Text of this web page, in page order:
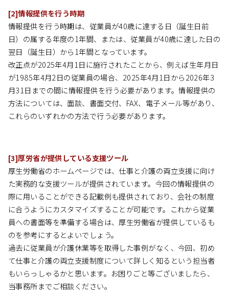
[2]情報提供を行う時期
情報提供を行う時期は、従業員が40歳に達する日（誕生日前
日）の属する年度の1年間、または、従業員が40歳に達した日の
翌日（誕生日）から1年間となっています。
改正点が2025年4月1日に施行されたことから、例えば生年月日
が1985年4月2日の従業員の場合、2025年4月1日から2026年3
月31日までの間に情報提供を行う必要があります。情報提供の
方法については、面談、書面交付、FAX、電子メール等があり、
これらのいずれかの方法で行う必要があります。
[3]厚労省が提供している支援ツール
厚生労働省のホームページでは、仕事と介護の両立支援に向け
た実務的な支援ツールが提供されています。今回の情報提供の
際に用いることができる記載例も提供されており、会社の制度
に合うようにカスタマイズすることが可能です。これから従業
員への書面等を準備する場合は、厚生労働省が提供しているも
のを参考にするとよいでしょう。
過去に従業員が介護休業等を取得した事例がなく、今回、初め
て仕事と介護の両立支援制度について詳しく知るという担当者
もいらっしゃるかと思います。お困りごと等ございましたら、
当事務所までご相談ください。